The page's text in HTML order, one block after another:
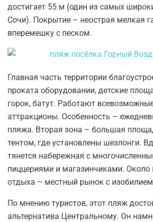
достигает 55 м (один из самых
Сочи). Покрытие – неострая мелкая
вперемешку с песком.
Главная часть территории
проката оборудовании, детские
горок, батут. Работают
аттракционы. Особенность –
пляжа. Вторая зона – большая
тентом, где установлены шезлонги.
тянется набережная с
пиццериями и магазинчиками. Около
отдыха – местный рынок с
По мнению туристов, этот пляж
альтернатива Центральному. Он